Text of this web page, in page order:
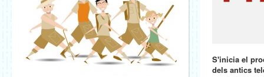
S'inicia el
dels antics